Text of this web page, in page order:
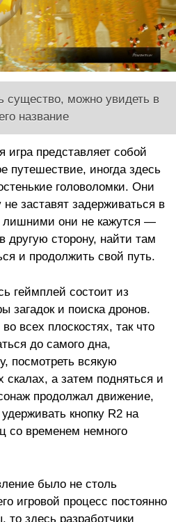
существо, можно увидеть в
название
игра представляет собой
путешествие, иногда здесь
головоломки. Они
заставят задерживаться в
лишними они не кажутся —
другую сторону, найти там
и продолжить свой путь.
геймплей состоит из
загадок и поиска дронов.
всех плоскостях, так что
до самого дна,
посмотреть всякую
а затем подняться и
продолжал движение,
кнопку R2 на
со временем немного
было не столь
игровой процесс постоянно
то здесь разработчики